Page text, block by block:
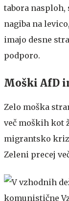
tabora nasploh,
nagiba na
imajo desne
podporo.
Moški AfD
Zelo moška
več moških kot
migrantsko
Zeleni precej